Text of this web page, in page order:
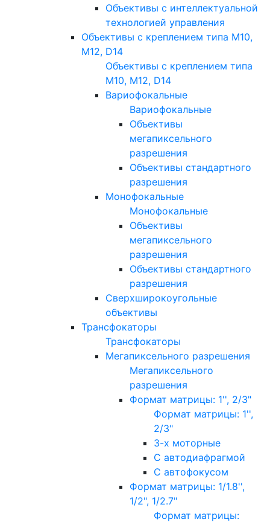
Объективы с интеллектуальной
технологией управления
Объективы с креплением типа M10,
M12, D14
Объективы с креплением типа
M10, M12, D14
Вариофокальные
Вариофокальные
Объективы
мегапиксельного
разрешения
Объективы стандартного
разрешения
Монофокальные
Монофокальные
Объективы
мегапиксельного
разрешения
Объективы стандартного
разрешения
Сверхширокоугольные
объективы
Трансфокаторы
Трансфокаторы
Мегапиксельного разрешения
Мегапиксельного
разрешения
Формат матрицы: 1'', 2/3"
Формат матрицы: 1'',
2/3"
3-х моторные
С автодиафрагмой
С автофокусом
Формат матрицы: 1/1.8'',
1/2", 1/2.7"
Формат матрицы: